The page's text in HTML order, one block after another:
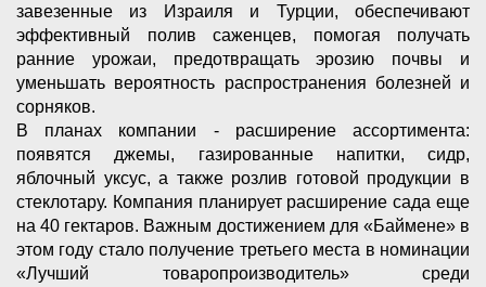
завезенные из Израиля и Турции, обеспечивают
эффективный полив саженцев, помогая получать
ранние урожаи, предотвращать эрозию почвы и
уменьшать вероятность распространения болезней и
сорняков.
В планах компании - расширение ассортимента:
появятся джемы, газированные напитки, сидр,
яблочный уксус, а также розлив готовой продукции в
стеклотару. Компания планирует расширение сада еще
на 40 гектаров. Важным достижением для «Баймене» в
этом году стало получение третьего места в номинации
«Лучший товаропроизводитель» среди